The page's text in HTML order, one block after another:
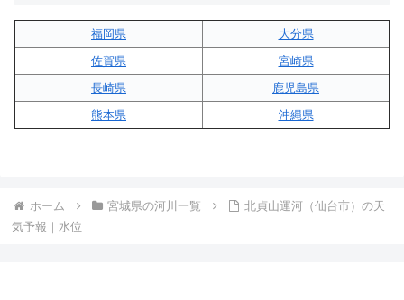
福岡県
大分県
佐賀県
宮崎県
長崎県
鹿児島県
熊本県
沖縄県
ホーム 宮城県の河川一覧
北貞山運河（仙台市）の天
気予報｜水位